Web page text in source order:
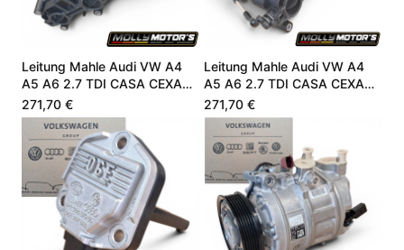
Leitung Mahle Audi VW A4
A5 A6 2.7 TDI CASA CEXA
059129711DC
271,70 €
Leitung Mahle Audi VW A4
A5 A6 2.7 TDI CASA CEXA
059129711DC
271,70 €